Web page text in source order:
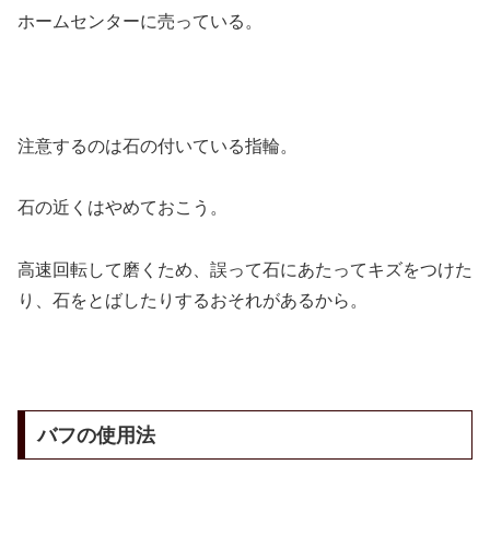
ホームセンターに売っている。
注意するのは石の付いている指輪。
石の近くはやめておこう。
高速回転して磨くため、誤って石にあたってキズをつけた
り、石をとばしたりするおそれがあるから。
バフの使用法